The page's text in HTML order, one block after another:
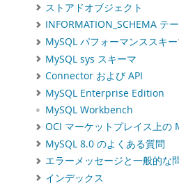
ストアドオブジェクト
INFORMATION_SCHEMA テ
MySQL パフォーマンススキ
MySQL sys スキーマ
Connector および API
MySQL Enterprise Edition
MySQL Workbench
OCI マーケットプレイス上の
MySQL 8.0 のよくある質問
エラーメッセージと一般的な
インデックス